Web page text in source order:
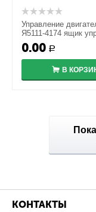
Управление
Я5111-4174 ящик
0.00 Р
В
КОНТАКТЫ